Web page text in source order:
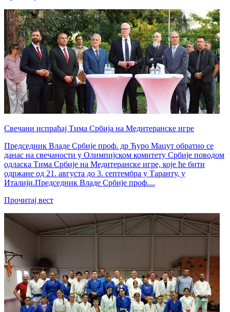
Свечани испраћај Тима Србија на Медитеранске игре
Председник Владе Србије проф. др Ђуро Мацут обратио се
данас на свечаности у Олимпијском комитету Србије поводом
одласка Тима Србије на Медитеранске игре, које ће бити
одржане од 21. августа до 3. септембра у Таранту, у
Италији.Председник Владе Србије проф....
Прочитај вест